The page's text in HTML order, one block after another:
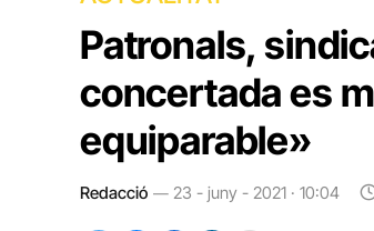
Patronals,
concertada es
equiparable»
Redacció 23 - juny - 2021 · 10:04